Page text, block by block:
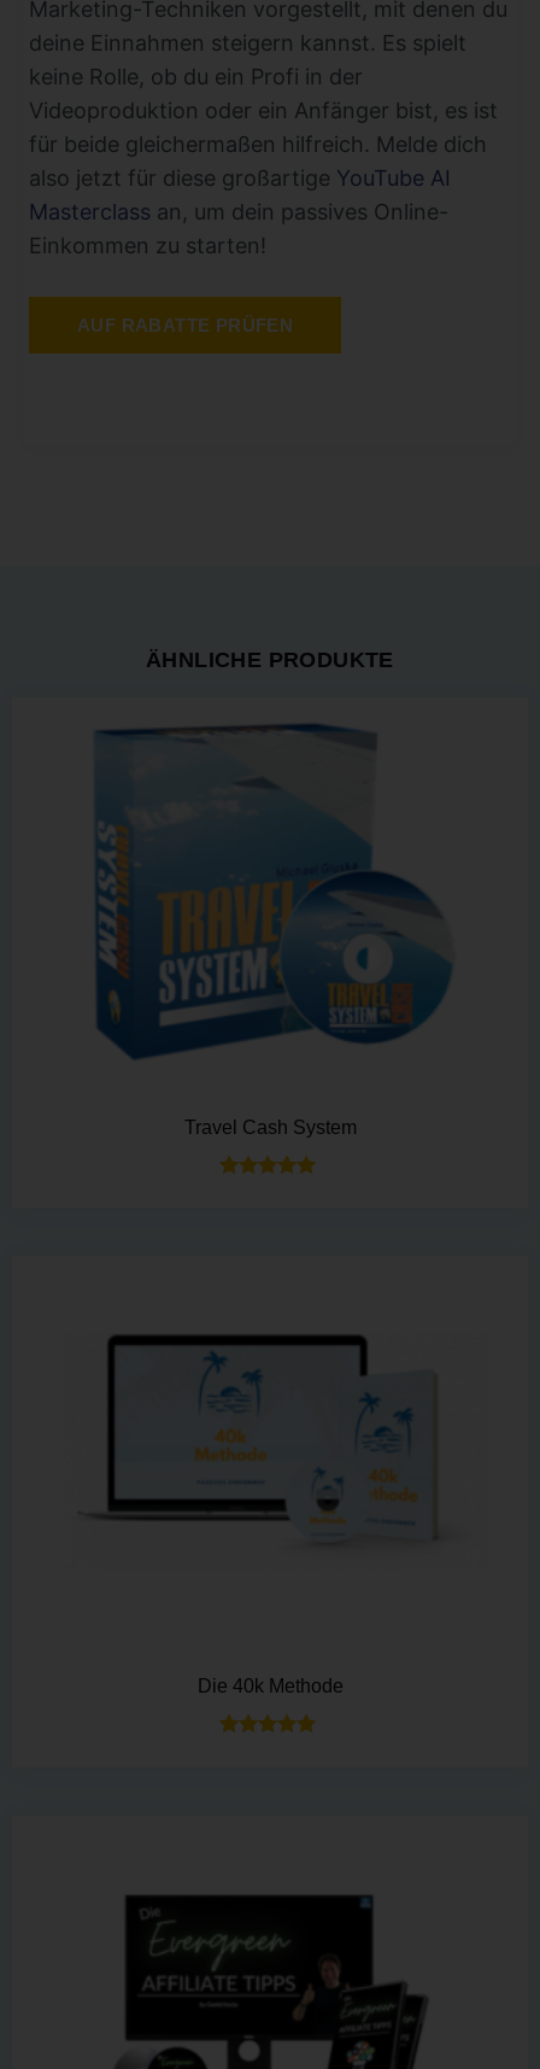
Marketing-Techniken vorgestellt, mit denen du
deine Einnahmen steigern kannst. Es spielt
keine Rolle, ob du ein Profi in der
Videoproduktion oder ein Anfänger bist, es ist
für beide gleichermaßen hilfreich. Melde dich
also jetzt für diese großartige YouTube AI
Masterclass an, um dein passives Online-
Einkommen zu starten!
AUF RABATTE PRÜFEN
ÄHNLICHE PRODUKTE
Travel Cash System
Die 40k Methode